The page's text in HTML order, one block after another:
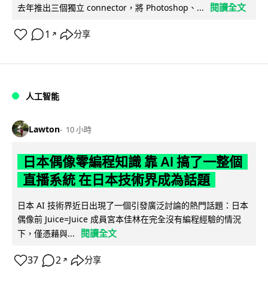
去年推出三個獨立 connector，將 Photoshop、...
閱讀全文
1 ↗ 分享
人工智能
Lawton 10 小時
日本偶像零編程知識 靠 AI 搞了一整個
直播系統 在日本技術界成為話題
日本 AI 技術界近日出現了一個引發廣泛討論的熱門話題：日本
偶像前 Juice=Juice 成員宮本佳林在完全沒有編程經驗的情況
下，僅憑藉與...
閱讀全文
37 2 ↗ 分享